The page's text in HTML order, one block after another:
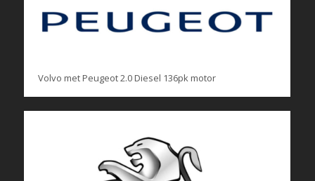
Volvo met Peugeot 2.0 Diesel 136pk motor